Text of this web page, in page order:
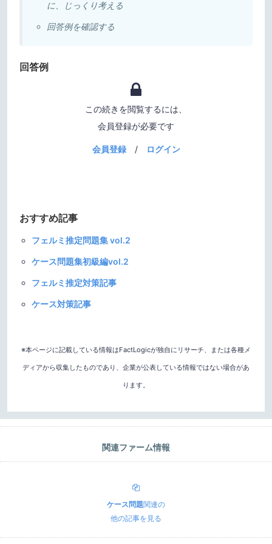
に、じっくり考える
回答例を確認する
回答例
この続きを閲覧するには、
会員登録が必要です
会員登録/ ログイン
おすすめ記事
フェルミ推定問題集 vol.2
ケース問題集初級編vol.2
フェルミ推定対策記事
ケース対策記事
※本ページに記載している情報はFactLogicが独自にリサーチ、または各種メ
ディアから収集したものであり、企業が公表している情報ではない場合があ
ります。
関連ファーム情報
ケース問題関連の
他の記事を見る